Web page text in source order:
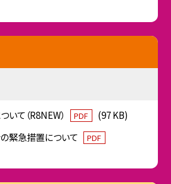
て（R8NEW） PDF
(97 KB)
緊急措置について
PDF